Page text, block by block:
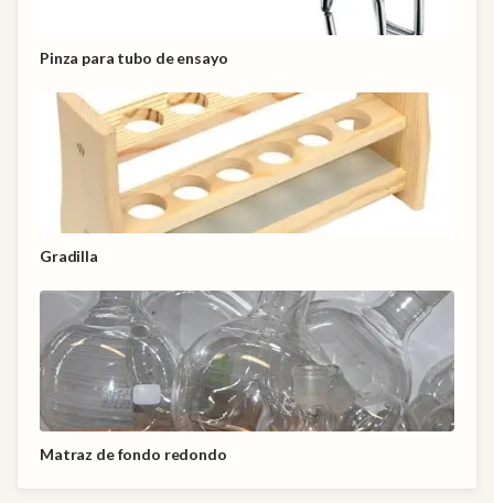
Pinza para tubo de ensayo
Gradilla
Matraz de fondo redondo